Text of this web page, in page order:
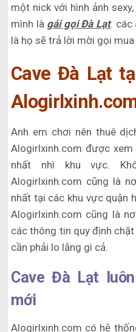
một nick với hình ảnh
mình là gái gọi Đà Lạt. các
là họ sẽ trả lời mời gọi mua
Cave Đà Lạt
Anh em chơi nên thuê
Alogirlxinh.com được
nhất nhì khu vực.
Alogirlxinh.com cũng là
nhất tại các khu vực quận
Alogirlxinh.com cũng là
các thông tin quy định
cần phải lo lắng gì cả.
Cave Đà Lạt
mới
Alogirlxinh.com có hệ